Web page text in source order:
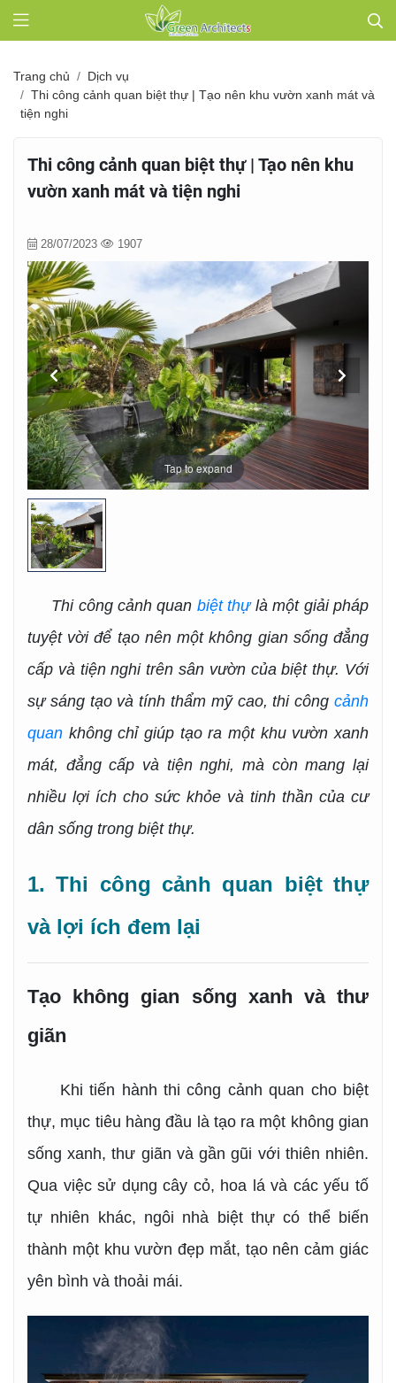
Trang chủ
Dịch vụ
Thi công cảnh quan biệt thự | Tạo nên khu vườn xanh mát và
tiện nghi
Thi công cảnh quan biệt thự | Tạo nên khu
vườn xanh mát và tiện nghi
28/07/2023 1907
Tap to expand
Thi công cảnh quan biệt thựlà một giải pháp
tuyệt vời để tạo nên một không gian sống đẳng
cấp và tiện nghi trên sân vườn của biệt thự. Với
sự sáng tạo và tính thẩm mỹ cao, thi công cảnh
quan không chỉ giúp tạo ra một khu vườn xanh
mát, đẳng cấp và tiện nghi, mà còn mang lại
nhiều lợi ích cho sức khỏe và tinh thần của cư
dân sống trong biệt thự.
1. Thi công cảnh quan biệt thự
và lợi ích đem lại
Tạo không gian sống xanh và thư
giãn
Khi tiến hành thi công cảnh quan cho biệt
thự, mục tiêu hàng đầu là tạo ra một không gian
sống xanh, thư giãn và gần gũi với thiên nhiên.
Qua việc sử dụng cây cỏ, hoa lá và các yếu tố
tự nhiên khác, ngôi nhà biệt thự có thể biến
thành một khu vườn đẹp mắt, tạo nên cảm giác
yên bình và thoải mái.